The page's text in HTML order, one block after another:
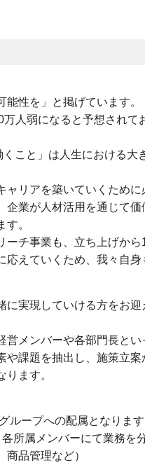
性を」と掲げています。
人弱になると予想されて
こと」は人生における大
リアを築いていくために
業が人材活用を通じて価
。
ーチ事業も、立ち上げか
えていくため、我々自身
実現していける方をお
メンバーや各部門長とい
課題を抽出し、施策立
ます。
ループへの配属となります
所属メンバーにて業務を
商品管理など）